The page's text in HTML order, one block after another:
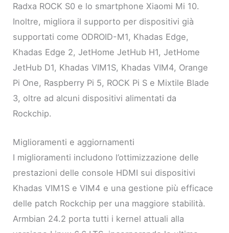
Radxa ROCK S0 e lo smartphone Xiaomi Mi 10.
Inoltre, migliora il supporto per dispositivi già
supportati come ODROID-M1, Khadas Edge,
Khadas Edge 2, JetHome JetHub H1, JetHome
JetHub D1, Khadas VIM1S, Khadas VIM4, Orange
Pi One, Raspberry Pi 5, ROCK Pi S e Mixtile Blade
3, oltre ad alcuni dispositivi alimentati da
Rockchip.
Miglioramenti e aggiornamenti
I miglioramenti includono l’ottimizzazione delle
prestazioni delle console HDMI sui dispositivi
Khadas VIM1S e VIM4 e una gestione più efficace
delle patch Rockchip per una maggiore stabilità.
Armbian 24.2 porta tutti i kernel attuali alla